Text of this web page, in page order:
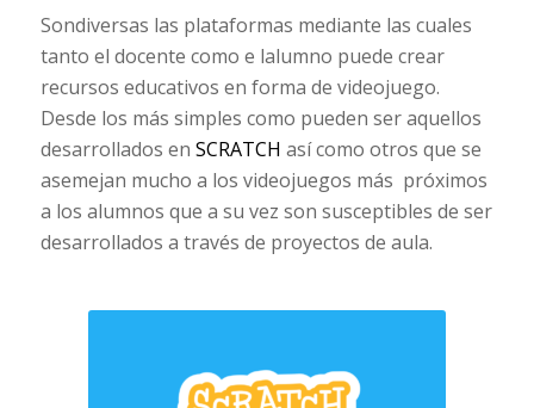
Sondiversas las plataformas mediante las cuales
tanto el docente como e lalumno puede crear
recursos educativos en forma de videojuego.
Desde los más simples como pueden ser aquellos
desarrollados en SCRATCH así como otros que se
asemejan mucho a los videojuegos más próximos
a los alumnos que a su vez son susceptibles de ser
desarrollados a través de proyectos de aula.